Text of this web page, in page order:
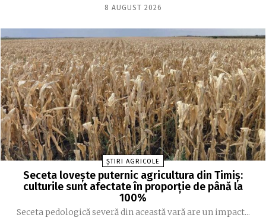
8 AUGUST 2026
ȘTIRI AGRICOLE
Seceta lovește puternic agricultura din Timiș:
culturile sunt afectate în proporție de până la
100%
Seceta pedologică severă din această vară are un impact...